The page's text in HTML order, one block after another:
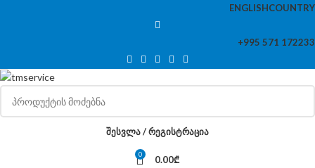
ENGLISHCOUNTRY
+995 571 172233
ᲨᲔᲡᲕᲚᲐ / ᲠᲔᲒᲘᲡᲢᲠᲐᲪᲘᲐ
0 0.00₾